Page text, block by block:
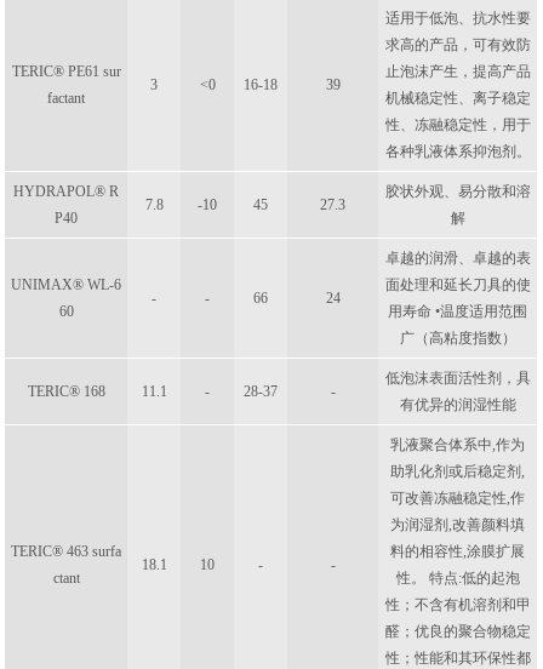
TERIC® PE61 sur
factant
3 <0 16-18 39
适用于低泡、抗水性要
求高的产品，可有效防
止泡沫产生，提高产品
机械稳定性、离子稳定
性、冻融稳定性，用于
各种乳液体系抑泡剂。
HYDRAPOL® R
P40
7.8 -10 45 27.3
胶状外观、易分散和溶
解
UNIMAX® WL-6
60
- - 66 24
卓越的润滑、卓越的表
面处理和延长刀具的使
用寿命 •温度适用范围
广（高粘度指数）
TERIC® 168 11.1 - 28-37 -
低泡沫表面活性剂，具
有优异的润湿性能
TERIC® 463 surfa
ctant
18.1 10 - -
乳液聚合体系中,作为
助乳化剂或后稳定剂,
可改善冻融稳定性,作
为润湿剂,改善颜料填
料的相容性,涂膜扩展
性。 特点:低的起泡
性；不含有机溶剂和甲
醛；优良的聚合物稳定
性；性能和其环保性都